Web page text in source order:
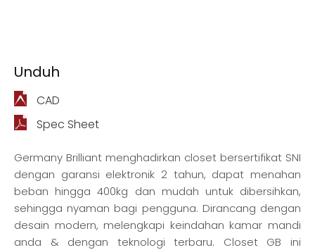
Unduh
CAD
Spec Sheet
Germany Brilliant menghadirkan closet bersertifikat SNI
dengan garansi elektronik 2 tahun, dapat menahan
beban hingga 400kg dan mudah untuk dibersihkan,
sehingga nyaman bagi pengguna. Dirancang dengan
desain modern, melengkapi keindahan kamar mandi
anda & dengan teknologi terbaru. Closet GB ini